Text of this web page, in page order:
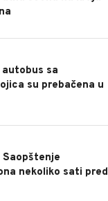
sa
su prebačena u
Saopštenje
nekoliko sati pred